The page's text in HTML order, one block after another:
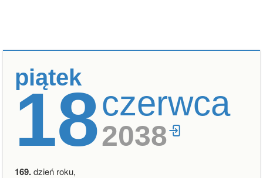
piątek
18czerwca
2038
169.dzień roku,